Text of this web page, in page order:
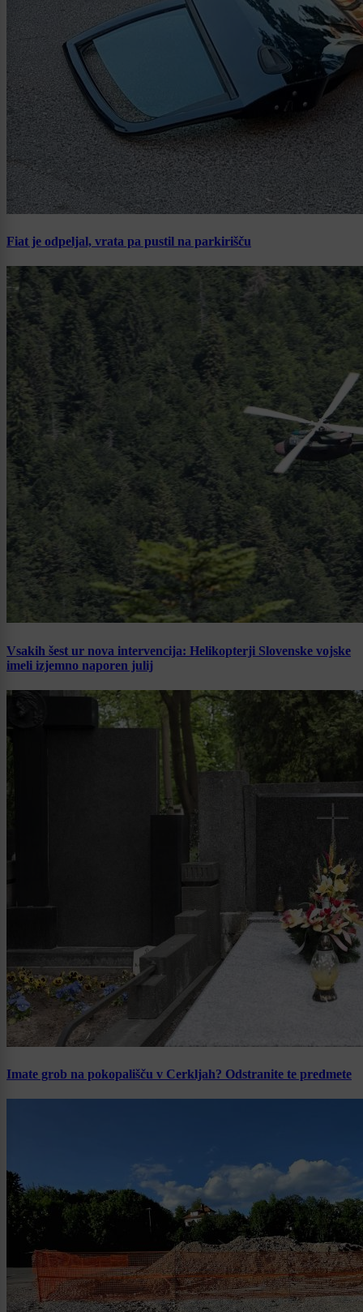
Fiat je odpeljal, vrata pa pustil na parkirišču
Vsakih šest ur nova intervencija: Helikopterji Slovenske vojske
imeli izjemno naporen julij
Imate grob na pokopališču v Cerkljah? Odstranite te predmete